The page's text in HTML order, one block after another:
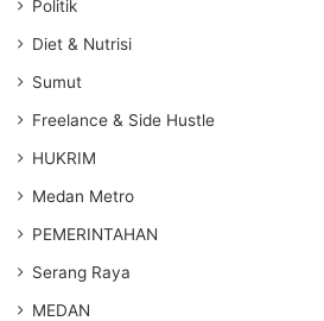
Politik
Diet & Nutrisi
Sumut
Freelance & Side Hustle
HUKRIM
Medan Metro
PEMERINTAHAN
Serang Raya
MEDAN